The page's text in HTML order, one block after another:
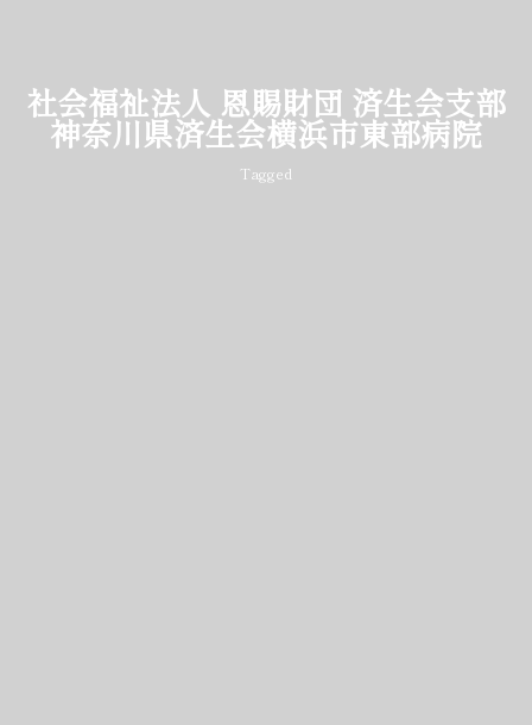
社会福祉法人 恩賜財団 済生会支部
神奈川県済生会横浜市東部病院
Tagged